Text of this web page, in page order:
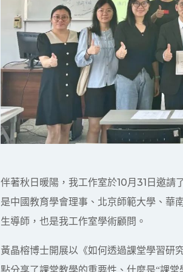
伴著秋日暖陽，我工作室於10月 31 日邀請
是中國教育學會理事、北京師範大學、華
生導師，也是我工作室學術顧問。
黃晶榕博士開展以《如何透過課堂學習研
點分享了課堂教學的重要性、什麼是“課